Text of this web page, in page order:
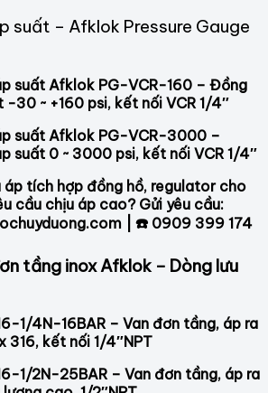
suất – Afklok Pressure Gauge
suất Afklok PG-VCR-160 – Đồng
-30 ~ +160 psi, kết nối VCR 1/4″
suất Afklok PG-VCR-3000 –
suất 0 ~ 3000 psi, kết nối VCR 1/4″
áp tích hợp đồng hồ, regulator cho
cầu chịu áp cao? Gửi yêu cầu:
| ☎️ 0909 399 174
tầng inox Afklok – Dòng lưu
1/4N-16BAR – Van đơn tầng, áp ra
316, kết nối 1/4″NPT
1/2N-25BAR – Van đơn tầng, áp ra